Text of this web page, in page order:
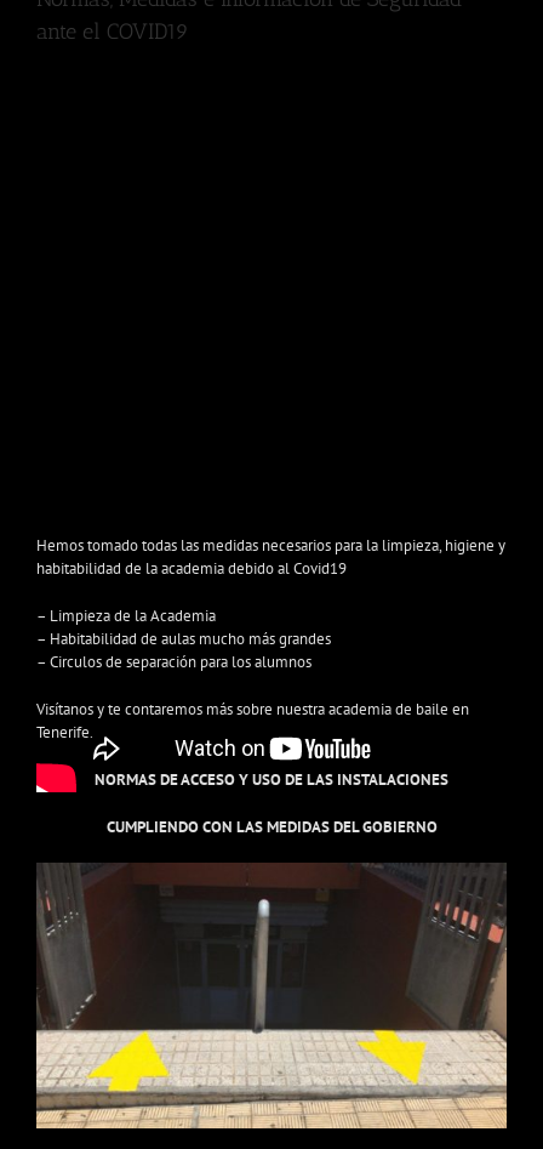
ante el COVID19
Hemos tomado todas las medidas necesarios para la limpieza, higiene y
habitabilidad de la academia debido al Covid19
– Limpieza de la Academia
– Habitabilidad de aulas mucho más grandes
– Circulos de separación para los alumnos
Visítanos y te contaremos más sobre nuestra academia de baile en
Tenerife.
NORMAS DE ACCESO Y USO DE LAS INSTALACIONES
CUMPLIENDO CON LAS MEDIDAS DEL GOBIERNO